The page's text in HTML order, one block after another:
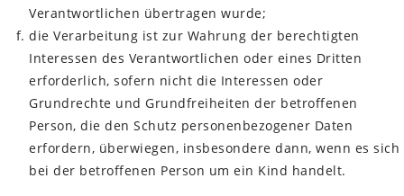
Verantwortlichen übertragen wurde;
die Verarbeitung ist zur Wahrung der berechtigten
Interessen des Verantwortlichen oder eines Dritten
erforderlich, sofern nicht die Interessen oder
Grundrechte und Grundfreiheiten der betroffenen
Person, die den Schutz personenbezogener Daten
erfordern, überwiegen, insbesondere dann, wenn es sich
bei der betroffenen Person um ein Kind handelt.